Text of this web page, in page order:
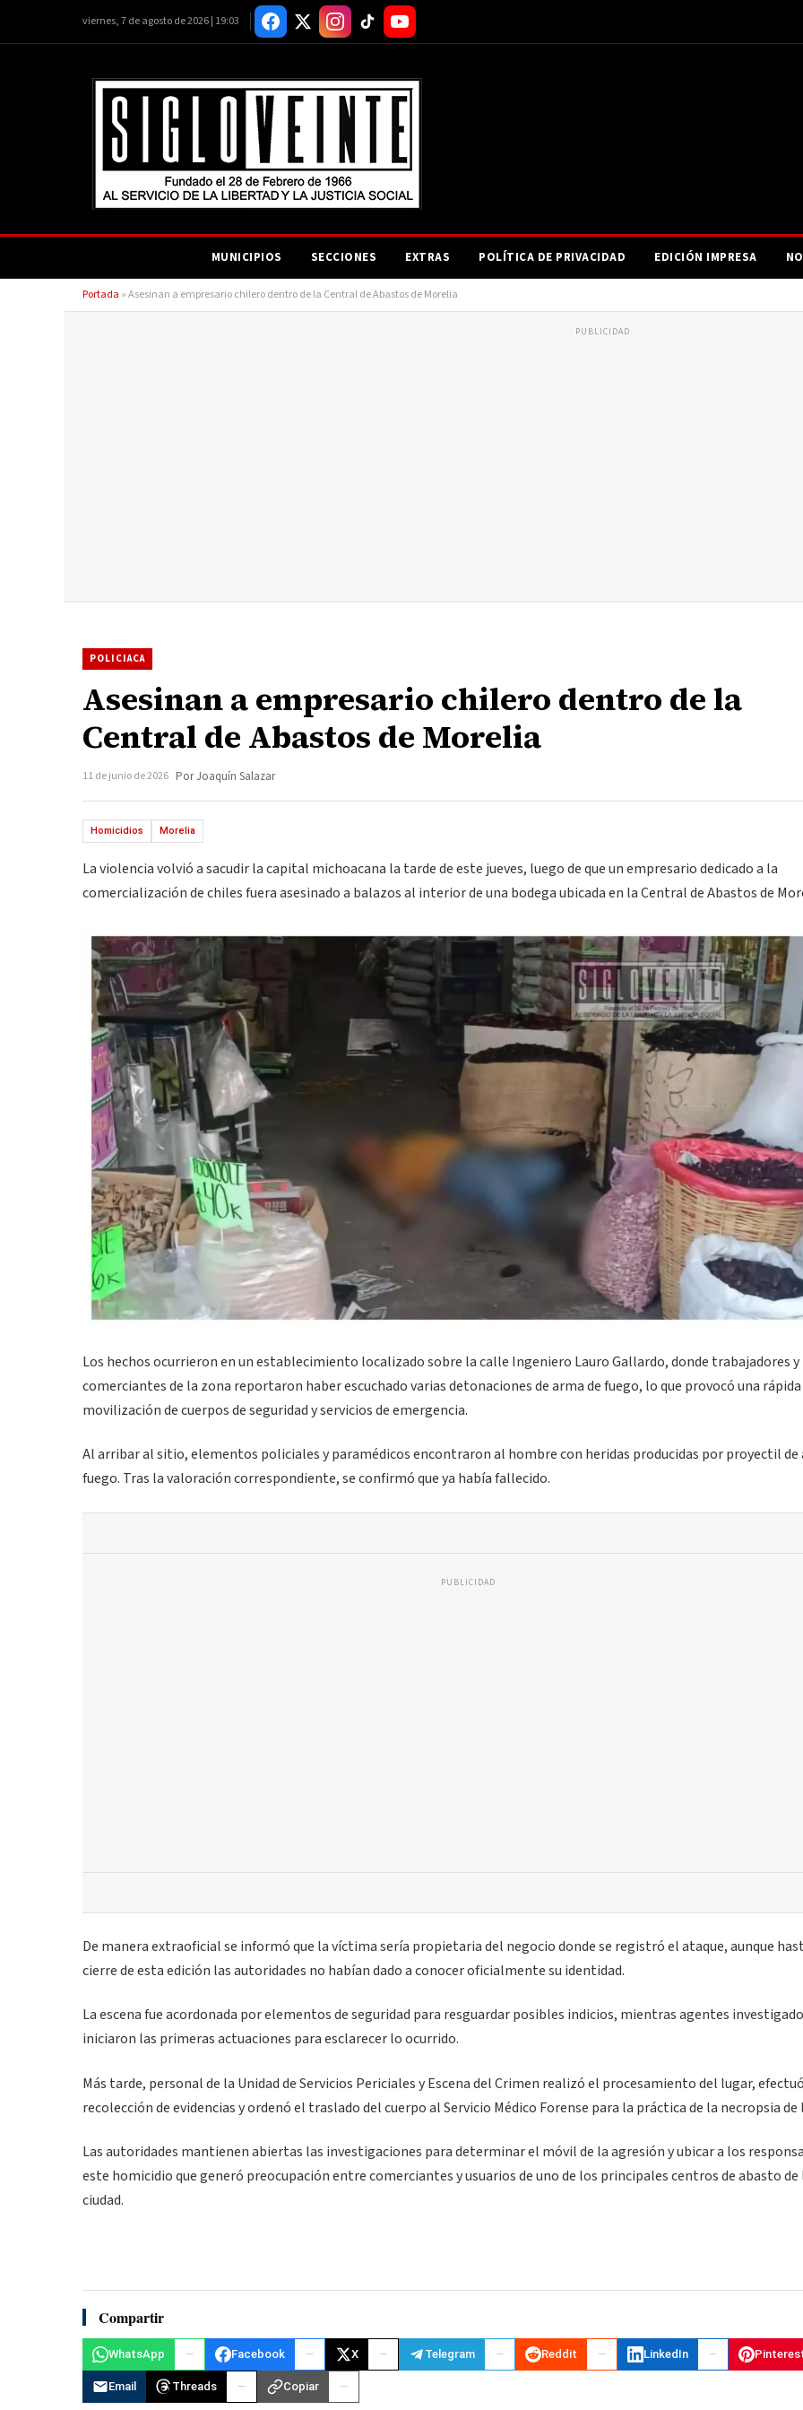
viernes, 7 de agosto de 2026 | 19:03
MUNICIPIOS SECCIONES EXTRAS POLÍTICA DE PRIVACIDAD EDICIÓN IMPRESA
Portada »Asesinan a empresario chilero dentro de la Central de Abastos de Morelia
PUBLICIDAD
POLICIACA
Asesinan a empresario chilero dentro de la
Central de Abastos de Morelia
11 de junio de 2026 Por Joaquín Salazar
Homicidios Morelia
La violencia volvió a sacudir la capital michoacana la tarde de este jueves, luego de que un empresario dedicado a la
comercialización de chiles fuera asesinado a balazos al interior de una bodega ubicada en la Central de Abastos de
Los hechos ocurrieron en un establecimiento localizado sobre la calle Ingeniero Lauro Gallardo, donde trabajadores y
comerciantes de la zona reportaron haber escuchado varias detonaciones de arma de fuego, lo que provocó una rápida
movilización de cuerpos de seguridad y servicios de emergencia.
Al arribar al sitio, elementos policiales y paramédicos encontraron al hombre con heridas producidas por proyectil de
fuego. Tras la valoración correspondiente, se confirmó que ya había fallecido.
PUBLICIDAD
De manera extraoficial se informó que la víctima sería propietaria del negocio donde se registró el ataque, aunque
cierre de esta edición las autoridades no habían dado a conocer oficialmente su identidad.
La escena fue acordonada por elementos de seguridad para resguardar posibles indicios, mientras agentes
iniciaron las primeras actuaciones para esclarecer lo ocurrido.
Más tarde, personal de la Unidad de Servicios Periciales y Escena del Crimen realizó el procesamiento del lugar,
recolección de evidencias y ordenó el traslado del cuerpo al Servicio Médico Forense para la práctica de la necropsia de
Las autoridades mantienen abiertas las investigaciones para determinar el móvil de la agresión y ubicar a los
este homicidio que generó preocupación entre comerciantes y usuarios de uno de los principales centros de abasto de
ciudad.
Compartir
WhatsApp Facebook X Telegram Reddit LinkedIn
Email Threads Copiar